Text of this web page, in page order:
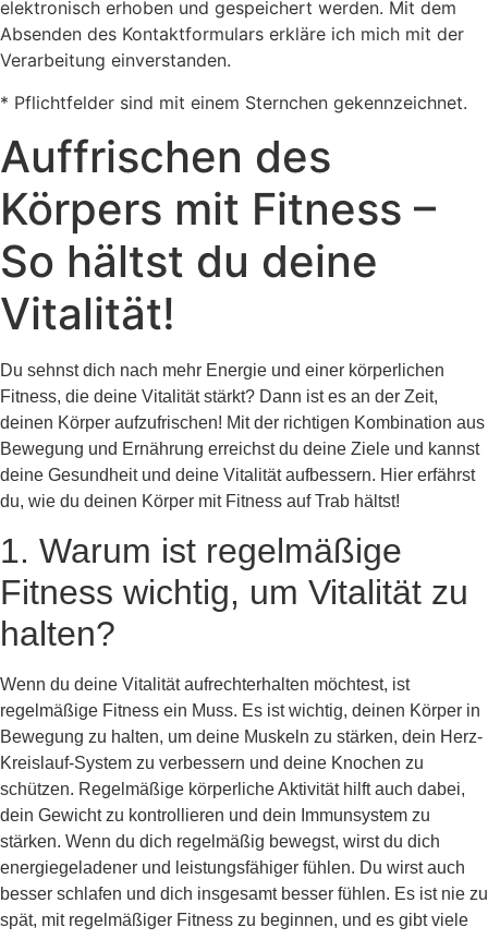
elektronisch erhoben und gespeichert werden. Mit dem
Absenden des Kontaktformulars erkläre ich mich mit der
Verarbeitung einverstanden.
* Pflichtfelder sind mit einem Sternchen gekennzeichnet.
Auffrischen des
Körpers mit Fitness –
So hältst du deine
Vitalität!
Du sehnst dich nach mehr Energie und einer körperlichen
Fitness, die deine Vitalität stärkt? Dann ist es an der Zeit,
deinen Körper aufzufrischen! Mit der richtigen Kombination aus
Bewegung und Ernährung erreichst du deine Ziele und kannst
deine Gesundheit und deine Vitalität aufbessern. Hier erfährst
du, wie du deinen Körper mit Fitness auf Trab hältst!
1. Warum ist regelmäßige
Fitness wichtig, um Vitalität zu
halten?
Wenn du deine Vitalität aufrechterhalten möchtest, ist
regelmäßige Fitness ein Muss. Es ist wichtig, deinen Körper in
Bewegung zu halten, um deine Muskeln zu stärken, dein Herz-
Kreislauf-System zu verbessern und deine Knochen zu
schützen. Regelmäßige körperliche Aktivität hilft auch dabei,
dein Gewicht zu kontrollieren und dein Immunsystem zu
stärken. Wenn du dich regelmäßig bewegst, wirst du dich
energiegeladener und leistungsfähiger fühlen. Du wirst auch
besser schlafen und dich insgesamt besser fühlen. Es ist nie zu
spät, mit regelmäßiger Fitness zu beginnen, und es gibt viele